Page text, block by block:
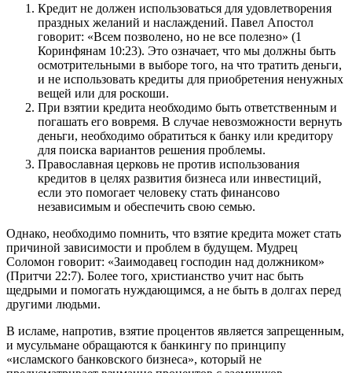
Кредит не должен использоваться для удовлетворения
праздных желаний и наслаждений. Павел Апостол
говорит: «Всем позволено, но не все полезно» (1
Коринфянам 10:23). Это означает, что мы должны быть
осмотрительными в выборе того, на что тратить деньги,
и не использовать кредиты для приобретения ненужных
вещей или для роскоши.
При взятии кредита необходимо быть ответственным и
погашать его вовремя. В случае невозможности вернуть
деньги, необходимо обратиться к банку или кредитору
для поиска вариантов решения проблемы.
Православная церковь не против использования
кредитов в целях развития бизнеса или инвестиций,
если это помогает человеку стать финансово
независимым и обеспечить свою семью.
Однако, необходимо помнить, что взятие кредита может стать
причиной зависимости и проблем в будущем. Мудрец
Соломон говорит: «Заимодавец господин над должником»
(Притчи 22:7). Более того, христианство учит нас быть
щедрыми и помогать нуждающимся, а не быть в долгах перед
другими людьми.
В исламе, напротив, взятие процентов является запрещенным,
и мусульмане обращаются к банкингу по принципу
«исламского банковского бизнеса», который не